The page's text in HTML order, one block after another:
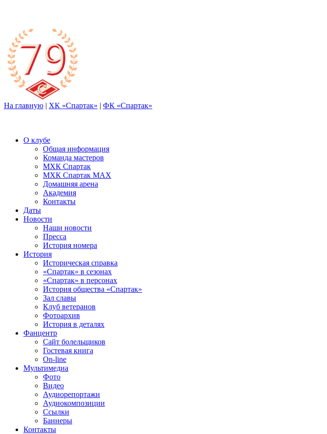
На главную | ХК «Спартак» | ФК «Спартак»
О клубе
Общая информация
Команда мастеров
МХК Спартак
МХК Спартак МАХ
Домашняя арена
Академия
Контакты
Даты
Новости
Наши новости
Пресса
История номера
История
Историческая справка
«Спартак» в сезонах
«Спартак» в персонах
История общества «Спартак»
Зал славы
Клуб ветеранов
Фотоархив
История в деталях
Фанцентр
Сайт болельщиков
Гостевая книга
On-line
Мультимедиа
Фото
Видео
Аудиорепортажи
Аудиокомпозиции
Ссылки
Баннеры
Контакты